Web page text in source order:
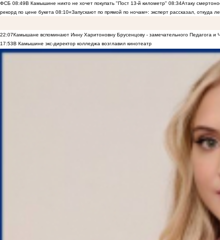
ФСБ 08:49В Камышине никто не хочет покупать "Пост 13-й километр" 08:34Атаку
рекорд по цене букета 08:10«Запускают по прямой по ночам»: эксперт рассказал, откуда
22:07Камышане вспоминают Инну Харитоновну Брусенцову - замечательного Педагога и
17:53В Камышине экс-директор колледжа возглавил кинотеатр